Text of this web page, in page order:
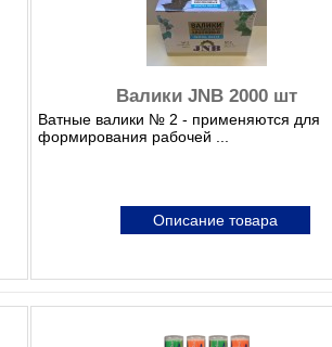
Валики JNB 2000 шт
Ватные валики № 2 - применяются для
формирования рабочей ...
Описание товара